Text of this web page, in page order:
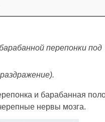
перепонки под
и барабанная
нервы мозга.